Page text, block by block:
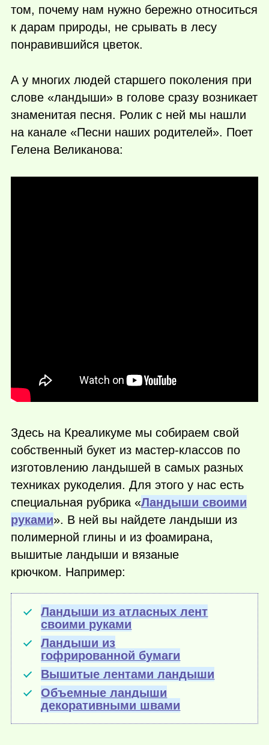
том, почему нам нужно бережно относиться
к дарам природы, не срывать в лесу
понравившийся цветок.
А у многих людей старшего поколения при
слове «ландыши» в голове сразу возникает
знаменитая песня. Ролик с ней мы нашли
на канале «Песни наших родителей». Поет
Гелена Великанова:
Здесь на Креаликуме мы собираем свой
собственный букет из мастер-классов по
изготовлению ландышей в самых разных
техниках рукоделия. Для этого у нас есть
специальная рубрика «Ландыши своими
руками». В ней вы найдете ландыши из
полимерной глины и из фоамирана,
вышитые ландыши и вязаные
крючком. Например:
Ландыши из атласных лент
своими руками
Ландыши из
гофрированной бумаги
Вышитые лентами ландыши
Объемные ландыши
декоративными швами